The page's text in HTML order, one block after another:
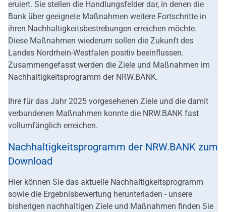
eruiert. Sie stellen die Handlungsfelder dar, in denen die
Bank über geeignete Maßnahmen weitere Fortschritte in
ihren Nachhaltigkeitsbestrebungen erreichen möchte.
Diese Maßnahmen wiederum sollen die Zukunft des
Landes Nordrhein-Westfalen positiv beeinflussen.
Zusammengefasst werden die Ziele und Maßnahmen im
Nachhaltigkeitsprogramm der NRW.BANK.
Ihre für das Jahr 2025 vorgesehenen Ziele und die damit
verbundenen Maßnahmen konnte die NRW.BANK fast
vollumfänglich erreichen.
Nachhaltigkeitsprogramm der NRW.BANK zum
Download
Hier können Sie das aktuelle Nachhaltigkeitsprogramm
sowie die Ergebnisbewertung herunterladen - unsere
bisherigen nachhaltigen Ziele und Maßnahmen finden Sie